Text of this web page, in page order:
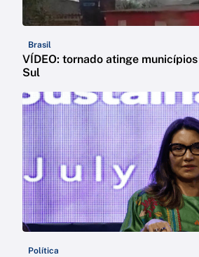
Brasil
VÍDEO: tornado atinge
Sul
Política